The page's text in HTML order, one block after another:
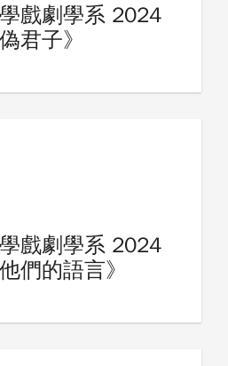
戲劇學系 2024
君子》
戲劇學系 2024
們的語言》